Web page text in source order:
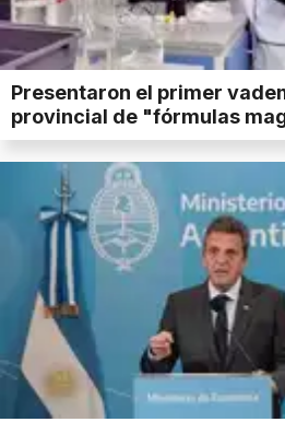
Presentaron el primer
provincial de "fórmulas